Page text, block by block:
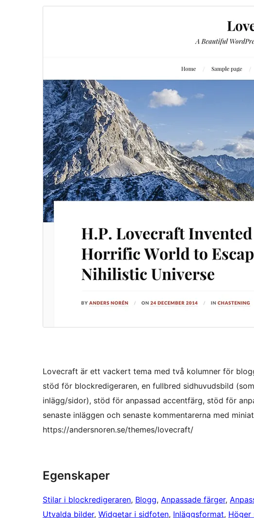
Lovecraft är ett vackert tema med två kolumner för
stöd för blockredigeraren, en fullbred sidhuvudsbild
inlägg/sidor), stöd för anpassad accentfärg, stöd för
senaste inläggen och senaste kommentarerna med
https://andersnoren.se/themes/lovecraft/
Egenskaper
Stilar i blockredigeraren, Blogg, Anpassade färger,
Utvalda bilder, Widgetar i sidfoten, Inläggsformat, Höger